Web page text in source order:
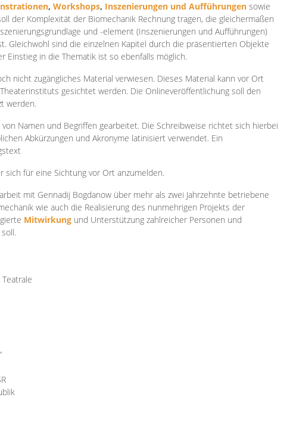
, Workshops, Inszenierungen und Aufführungen sowie
der Komplexität der Biomechanik Rechnung tragen, die gleichermaßen
und -element (Inszenierungen und Aufführungen)
Gleichwohl sind die einzelnen Kapitel durch die präsentierten Objekte
Einstieg in die Thematik ist so ebenfalls möglich.
nicht zugängliches Material verwiesen. Dieses Material kann vor Ort
gesichtet werden. Die Onlineveröffentlichung soll den
werden.
Namen und Begriffen gearbeitet. Die Schreibweise richtet sich hierbei
Abkürzungen und Akronyme latinisiert verwendet. Ein
für eine Sichtung vor Ort anzumelden.
mit Gennadij Bogdanow über mehr als zwei Jahrzehnte betriebene
wie auch die Realisierung des nunmehrigen Projekts der
Mitwirkung und Unterstützung zahlreicher Personen und